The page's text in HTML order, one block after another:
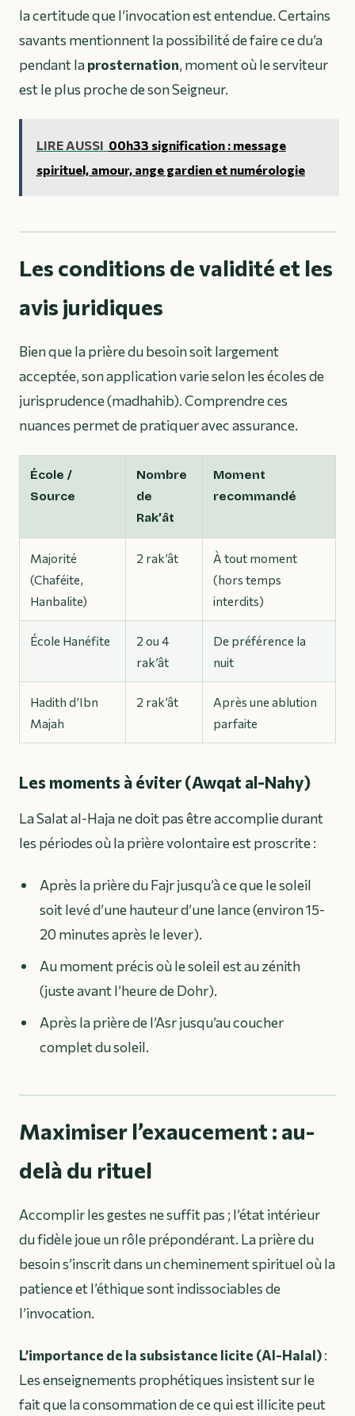
la certitude que l’invocation est entendue. Certains
savants mentionnent la possibilité de faire ce du’a
pendant laprosternation, moment où le serviteur
est le plus proche de son Seigneur.
LIRE AUSSI 00h33 signification : message
spirituel, amour, ange gardien et numérologie
Les conditions de validité et les
avis juridiques
Bien que la prière du besoin soit largement
acceptée, son application varie selon les écoles de
jurisprudence (madhahib). Comprendre ces
nuances permet de pratiquer avec assurance.
École /
Source
Nombre
de
Rak’ât
Moment
recommandé
Majorité
(Chaféite,
Hanbalite)
2 rak’ât
À tout moment
(hors temps
interdits)
École Hanéfite
2 ou 4
rak’ât
De préférence la
nuit
Hadith d’Ibn
Majah
2 rak’ât
Après une ablution
parfaite
Les moments à éviter (Awqat al-Nahy)
La Salat al-Haja ne doit pas être accomplie durant
les périodes où la prière volontaire est proscrite :
Après la prière du Fajr jusqu’à ce que le soleil
soit levé d’une hauteur d’une lance (environ 15-
20 minutes après le lever).
Au moment précis où le soleil est au zénith
(juste avant l’heure de Dohr).
Après la prière de l’Asr jusqu’au coucher
complet du soleil.
Maximiser l’exaucement : au-
delà du rituel
Accomplir les gestes ne suffit pas ; l’état intérieur
du fidèle joue un rôle prépondérant. La prière du
besoin s’inscrit dans un cheminement spirituel où la
patience et l’éthique sont indissociables de
l’invocation.
L’importance de la subsistance licite (Al-Halal):
Les enseignements prophétiques insistent sur le
fait que la consommation de ce qui est illicite peut